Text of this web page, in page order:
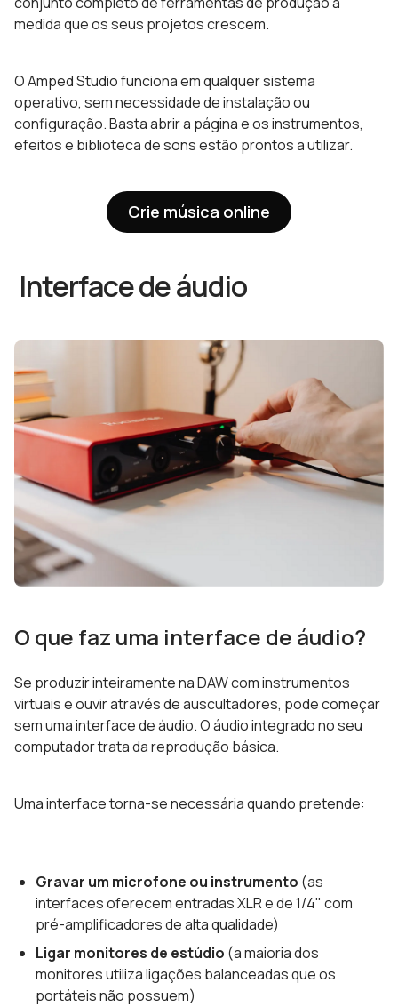
medida que os seus projetos crescem.
O Amped Studio funciona em qualquer sistema
operativo, sem necessidade de instalação ou
configuração. Basta abrir a página e os instrumentos,
efeitos e biblioteca de sons estão prontos a utilizar.
Crie música online
Interface de áudio
O que faz uma interface de áudio?
Se produzir inteiramente na DAW com instrumentos
virtuais e ouvir através de auscultadores, pode começar
sem uma interface de áudio. O áudio integrado no seu
computador trata da reprodução básica.
Uma interface torna-se necessária quando pretende:
Gravar um microfone ou instrumento (as
interfaces oferecem entradas XLR e de 1/4" com
pré-amplificadores de alta qualidade)
Ligar monitores de estúdio (a maioria dos
monitores utiliza ligações balanceadas que os
portáteis não possuem)